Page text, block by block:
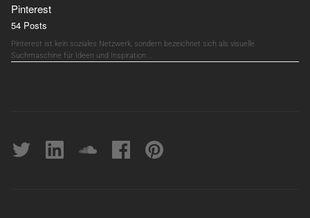
Pinterest
54 Posts
Pinterest ist kein soziales Netzwerk, sondern bezeichnet sich als visuelle
Suchmaschine für Ideen und Inspiration.…
Twitter linkedin soundcloudFacebookpinterest